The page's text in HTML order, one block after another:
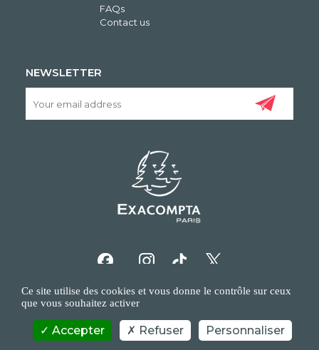
FAQs
Contact us
NEWSLETTER
COPYRIGHT/IP POLICY PERSONAL DATA POLICY CONTACT US
Ce site utilise des cookies et vous donne le contrôle sur ceux
que vous souhaitez activer
Accepter Refuser Personnaliser